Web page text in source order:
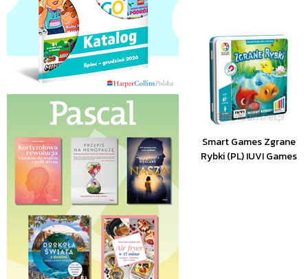
Smart Games Zgrane
Rybki (PL) IUVI Games